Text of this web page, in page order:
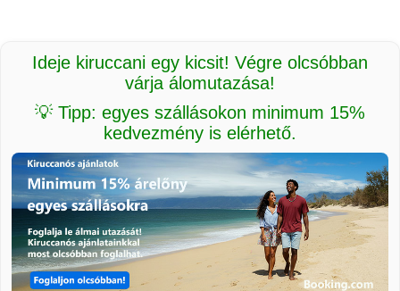
Ideje kiruccani egy kicsit! Végre olcsóbban
várja álomutazása!
💡 Tipp: egyes szállásokon minimum 15%
kedvezmény is elérhető.